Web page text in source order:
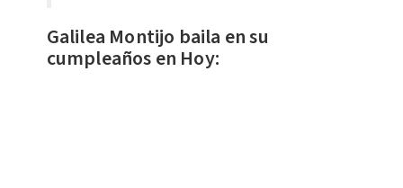
Galilea Montijo baila en su
cumpleaños en Hoy: